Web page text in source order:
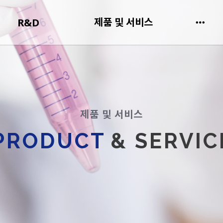
R&D 제품 및 서비스
제품 및 서비스
&